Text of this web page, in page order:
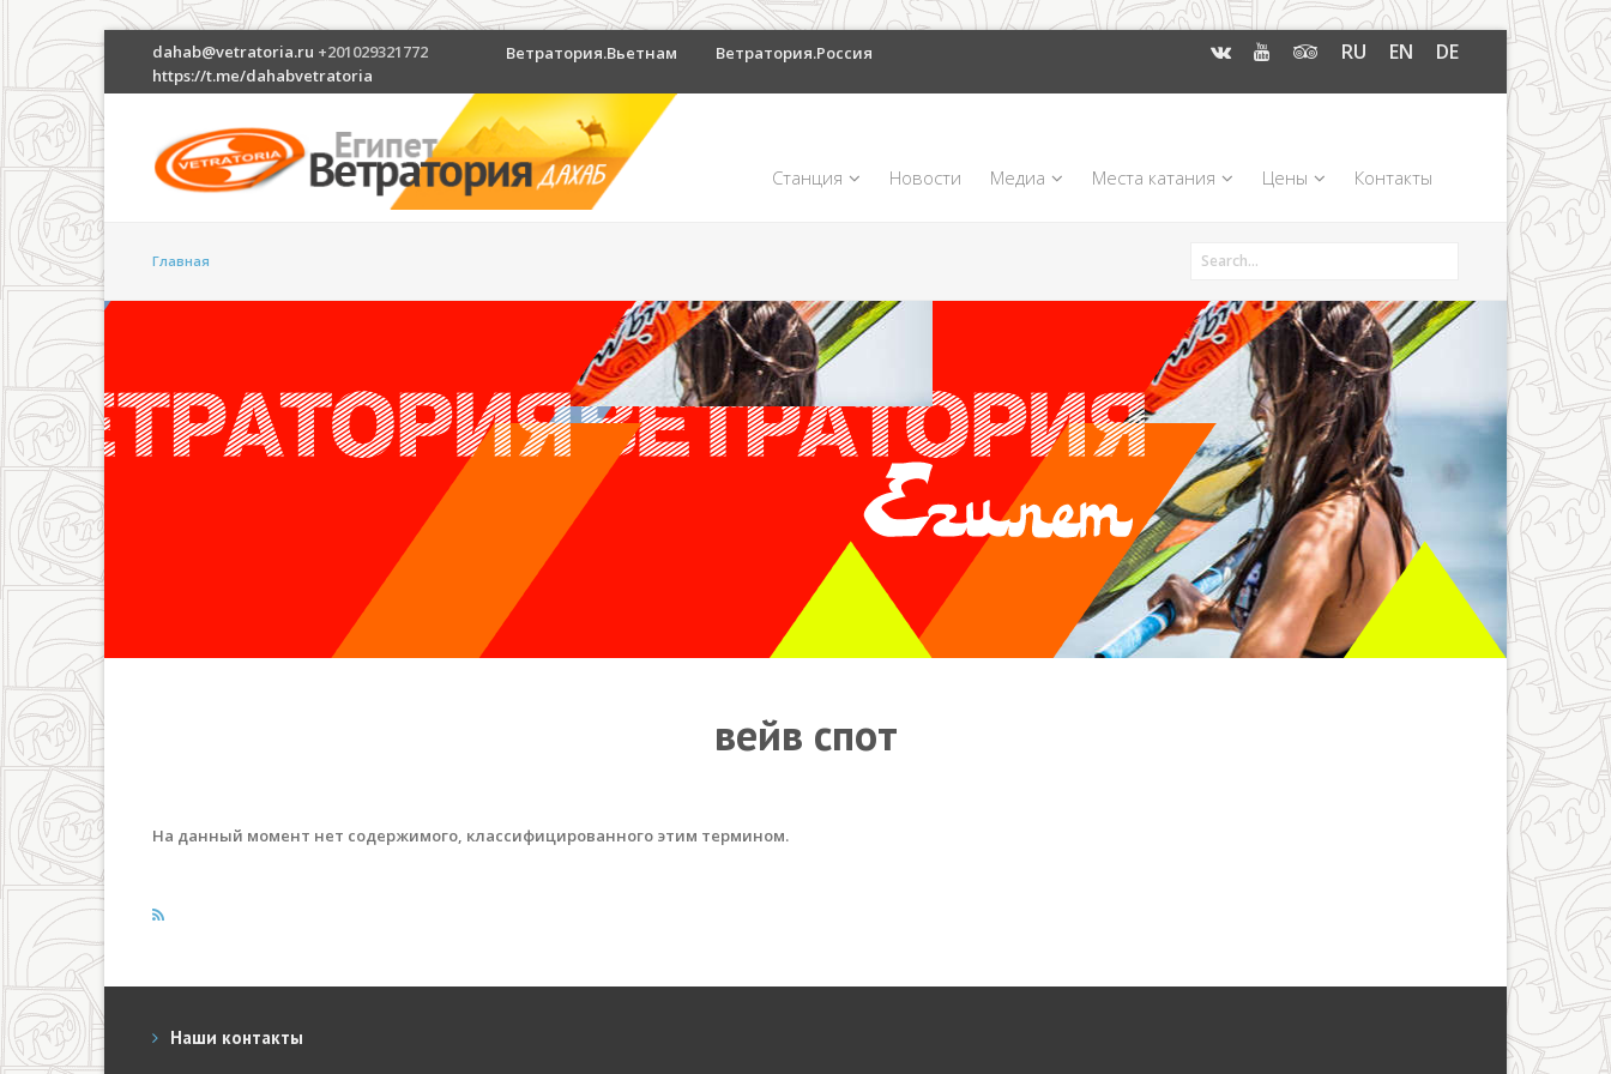
dahab@vetratoria.ru +201029321772
https://t.me/dahabvetratoria
Ветратория.Вьетнам Ветратория.Россия RU EN DE
Станция Новости Медиа Места катания Цены Контакты
Главная
вейв спот
На данный момент нет содержимого, классифицированного этим термином.
Наши контакты